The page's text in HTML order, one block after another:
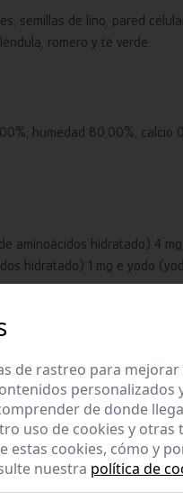
semillas de lino, pared
romero y té verde.
humedad 80,00%, calcio
aminoácidos hidratado) 4
hidratado) 1 mg e yodo
de rastreo para
personalizados
de donde
uso de cookies y otras
cookies, cómo y
nuestra política de